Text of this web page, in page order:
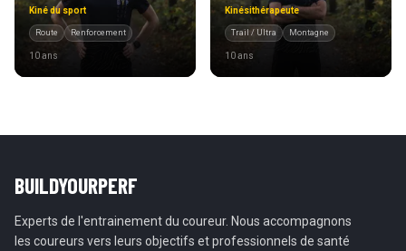
Kiné du sport
Route Renforcement
10 ans
Kinésithérapeute
Trail / Ultra Montagne
10 ans
BUILDYOURPERF
Experts de l'entrainement du coureur. Nous accompagnons
les coureurs vers leurs objectifs et professionnels de santé